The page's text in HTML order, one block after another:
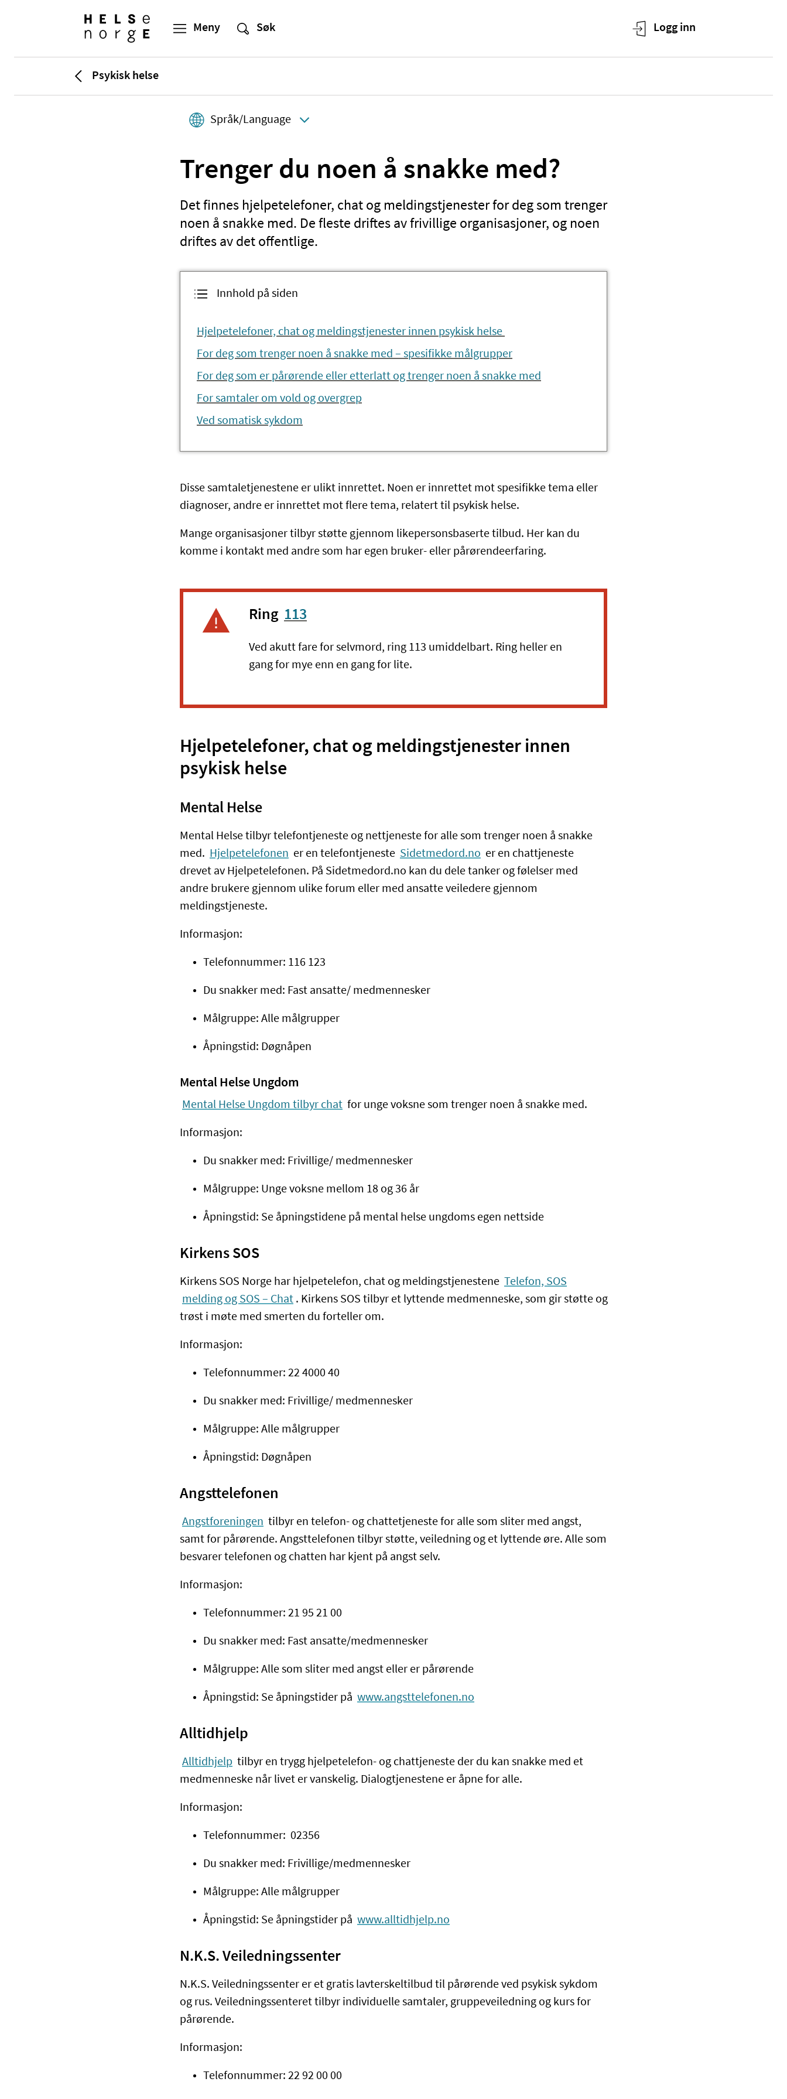
Psykisk helse
Språk/Language
Trenger du noen å snakke med?
Det finnes hjelpetelefoner, chat og meldingstjenester for deg som trenger
noen å snakke med. De fleste driftes av frivillige organisasjoner, og noen
driftes av det offentlige.
Innhold på siden
Hjelpetelefoner, chat og meldingstjenester innen psykisk helse
For deg som trenger noen å snakke med – spesifikke målgrupper
For deg som er pårørende eller etterlatt og trenger noen å snakke med
For samtaler om vold og overgrep
Ved somatisk sykdom
Disse samtaletjenestene er ulikt innrettet. Noen er innrettet mot spesifikke tema eller
diagnoser, andre er innrettet mot flere tema, relatert til psykisk helse.
Mange organisasjoner tilbyr støtte gjennom likepersonsbaserte tilbud. Her kan du
komme i kontakt med andre som har egen bruker- eller pårørendeerfaring.
Ring 113
Ved akutt fare for selvmord, ring 113 umiddelbart. Ring heller en
gang for mye enn en gang for lite.
Hjelpetelefoner, chat og meldingstjenester innen
psykisk helse
Mental Helse
Mental Helse tilbyr telefontjeneste og nettjeneste for alle som trenger noen å snakke
med. Hjelpetelefonen er en telefontjeneste Sidetmedord.no er en chattjeneste
drevet av Hjelpetelefonen. På Sidetmedord.no kan du dele tanker og følelser med
andre brukere gjennom ulike forum eller med ansatte veiledere gjennom
meldingstjeneste.
Informasjon:
Telefonnummer: 116 123
Du snakker med: Fast ansatte/ medmennesker
Målgruppe: Alle målgrupper
Åpningstid: Døgnåpen
Mental Helse Ungdom
Mental Helse Ungdom tilbyr chat for unge voksne som trenger noen å snakke med.
Informasjon:
Du snakker med: Frivillige/ medmennesker
Målgruppe: Unge voksne mellom 18 og 36 år
Åpningstid: Se åpningstidene på mental helse ungdoms egen nettside
Kirkens SOS
Kirkens SOS Norge har hjelpetelefon, chat og meldingstjenestene Telefon, SOS
melding og SOS – Chat . Kirkens SOS tilbyr et lyttende medmenneske, som gir støtte og
trøst i møte med smerten du forteller om.
Informasjon:
Telefonnummer: 22 4000 40
Du snakker med: Frivillige/ medmennesker
Målgruppe: Alle målgrupper
Åpningstid: Døgnåpen
Angsttelefonen
Angstforeningen tilbyr en telefon- og chattetjeneste for alle som sliter med angst,
samt for pårørende. Angsttelefonen tilbyr støtte, veiledning og et lyttende øre. Alle som
besvarer telefonen og chatten har kjent på angst selv.
Informasjon:
Telefonnummer: 21 95 21 00
Du snakker med: Fast ansatte/medmennesker
Målgruppe: Alle som sliter med angst eller er pårørende
Åpningstid: Se åpningstider på www.angsttelefonen.no
Alltidhjelp
Alltidhjelp tilbyr en trygg hjelpetelefon- og chattjeneste der du kan snakke med et
medmenneske når livet er vanskelig. Dialogtjenestene er åpne for alle.
Informasjon:
Telefonnummer: 02356
Du snakker med: Frivillige/medmennesker
Målgruppe: Alle målgrupper
Åpningstid: Se åpningstider på www.alltidhjelp.no
N.K.S. Veiledningssenter
N.K.S. Veiledningssenter er et gratis lavterskeltilbud til pårørende ved psykisk sykdom
og rus. Veiledningssenteret tilbyr individuelle samtaler, gruppeveiledning og kurs for
pårørende.
Informasjon:
Telefonnummer: 22 92 00 00